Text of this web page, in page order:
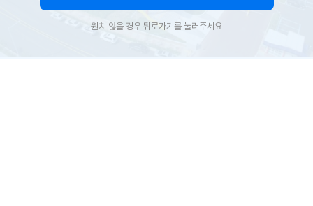
원치 않을 경우 뒤로가기를 눌러주세요